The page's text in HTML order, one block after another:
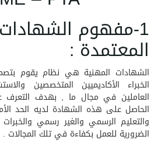
1-مفهوم الشهادات
المعتمدة :
الشهادات المهنية هي نظام يقوم
الخبراء الأكاديميين المتخصصين
العاملين في مجال ما , بهدف التعرف
الحاصل على هذه الشهادة لديه الحد
والتعليم الرسمي والغير رسمي والخبرات
الضرورية للعمل بكفاءة في تلك المجالات .